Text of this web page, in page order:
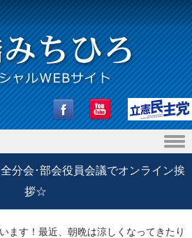
分会･部会役員会議でオンライン挨
拶☆
ます！最近、朝晩は涼しくなってきたり